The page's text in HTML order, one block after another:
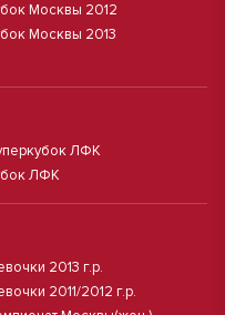
Москвы 2012
Москвы 2013
ЛФК
ЛФК
2013 г.р.
2011/2012 г.р.